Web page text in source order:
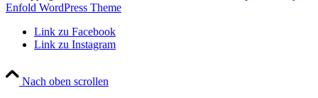
Enfold WordPress Theme
Link zu Facebook
Link zu Instagram
Nach oben scrollen